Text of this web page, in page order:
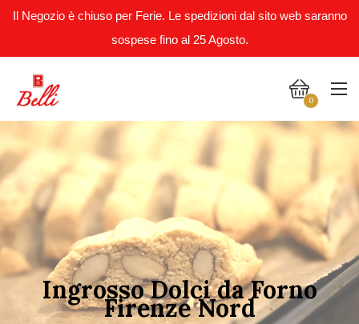
Il Negozio è chiuso per Ferie. Le spedizioni dal sito web saranno
sospese fino al 25 Agosto.
0
Ingrosso Dolci da Forno
Firenze Nord